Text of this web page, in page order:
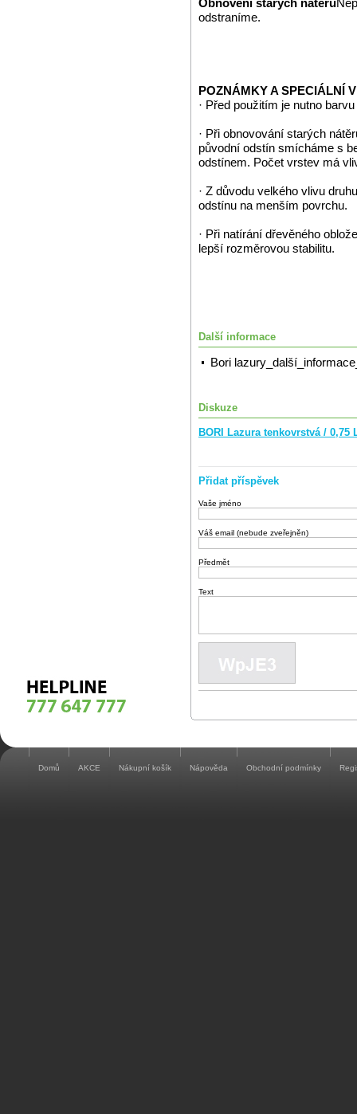
Obnovení starých nátěrů
odstraníme.
POZNÁMKY A SPECIÁLNÍ
· Před použitím je nutno
· Při obnovování starých
původní odstín smícháme s
odstínem. Počet vrstev má
· Z důvodu velkého vlivu
odstínu na menším povrchu.
· Při natírání dřevěného
lepší rozměrovou stabilitu.
Další informace
Bori
Diskuze
BORI Lazura tenkovrstvá / 0,75
Přidat příspěvek
Vaše jméno
Váš email (nebude zveřejněn)
Předmět
Text
Domů AKCE Nákupní košík Nápověda Obchodní podmínky